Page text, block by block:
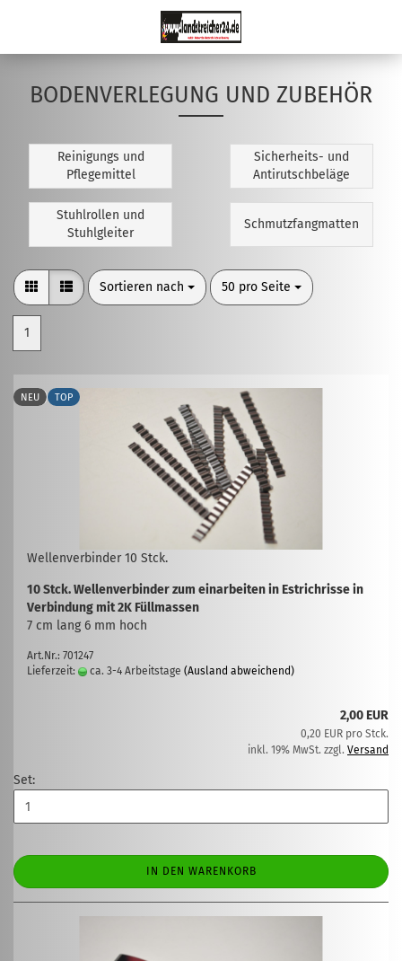
BODENVERLEGUNG UND ZUBEHÖR
Reinigungs und
Pflegemittel
Sicherheits- und
Antirutschbeläge
Stuhlrollen und
Stuhlgleiter
Schmutzfangmatten
Sortieren nach
Sortieren nach 50 pro Seite
pro Seite
1
NEU TOP
Wellenverbinder 10 Stck.
10 Stck. Wellenverbinder zum einarbeiten in Estrichrisse in
Verbindung mit 2K Füllmassen
7 cm lang 6 mm hoch
Art.Nr.: 701247
Lieferzeit:
ca. 3-4 Arbeitstage (Ausland abweichend)
2,00 EUR
0,20 EUR pro Stck.
inkl. 19% MwSt. zzgl. Versand
Set:
IN DEN WARENKORB